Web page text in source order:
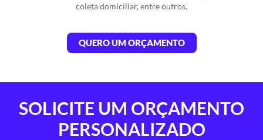
coleta domiciliar, entre outros.
QUERO UM ORÇAMENTO
SOLICITE UM ORÇAMENTO
PERSONALIZADO​